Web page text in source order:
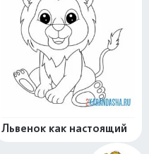
Львенок как настоящий